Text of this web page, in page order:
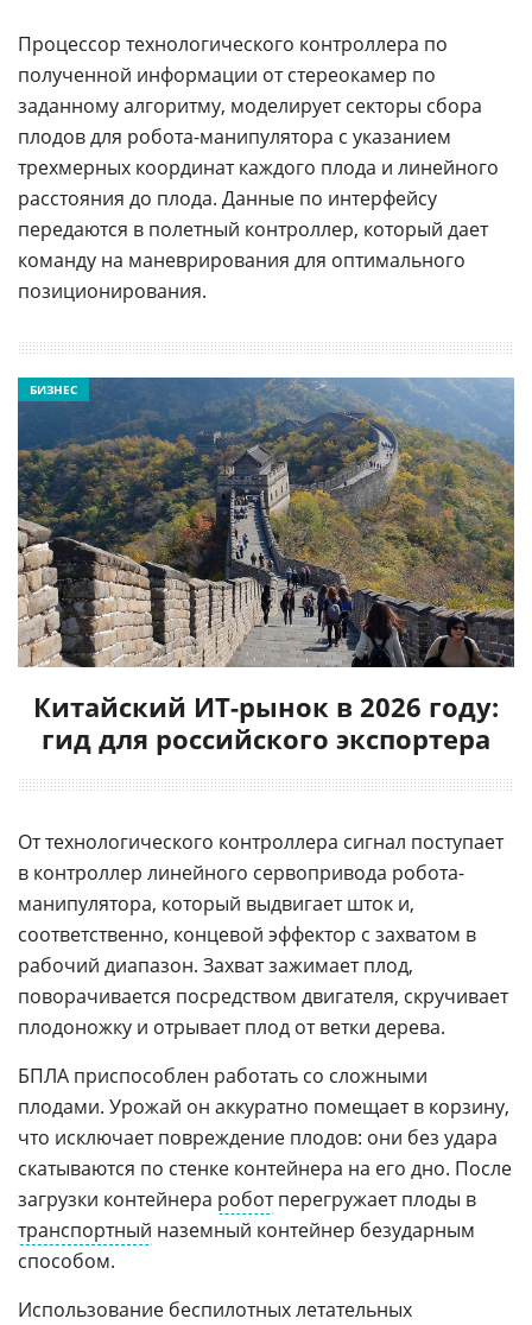
Процессор технологического контроллера по
полученной информации от стереокамер по
заданному алгоритму, моделирует секторы сбора
плодов для робота-манипулятора с указанием
трехмерных координат каждого плода и линейного
расстояния до плода. Данные по интерфейсу
передаются в полетный контроллер, который дает
команду на маневрирования для оптимального
позиционирования.
Китайский ИТ-рынок в 2026 году:
гид для российского экспортера
БИЗНЕС
От технологического контроллера сигнал поступает
в контроллер линейного сервопривода робота-
манипулятора, который выдвигает шток и,
соответственно, концевой эффектор с захватом в
рабочий диапазон. Захват зажимает плод,
поворачивается посредством двигателя, скручивает
плодоножку и отрывает плод от ветки дерева.
БПЛА приспособлен работать со сложными
плодами. Урожай он аккуратно помещает в корзину,
что исключает повреждение плодов: они без удара
скатываются по стенке контейнера на его дно. После
загрузки контейнера роботперегружает плоды в
транспортный наземный контейнер безударным
способом.
Использование беспилотных летательных